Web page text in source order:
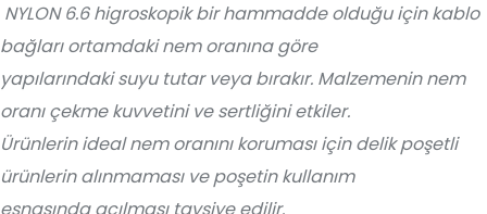
NYLON 6.6 higroskopik bir hammadde olduğu için kablo
bağları ortamdaki nem oranına göre
yapılarındaki suyu tutar veya bırakır. Malzemenin nem
oranı çekme kuvvetini ve sertliğini etkiler.
Ürünlerin ideal nem oranını koruması için delik poşetli
ürünlerin alınmaması ve poşetin kullanım